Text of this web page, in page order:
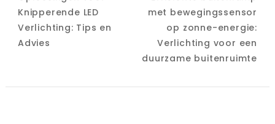
Knipperende LED
Verlichting: Tips en
Advies
met bewegingssensor
op zonne-energie:
Verlichting voor een
duurzame buitenruimte